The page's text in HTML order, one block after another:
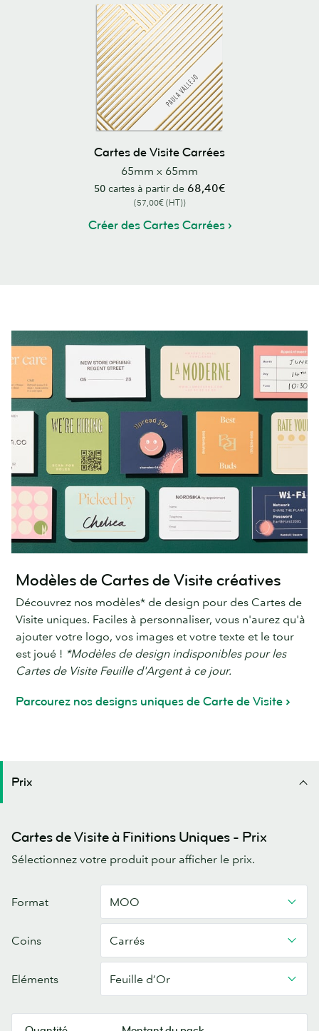
Cartes de Visite Carrées
65mm x 65mm
50cartes à partir de 68,40€
(57,00€ (HT))
Créer des Cartes Carrées
Modèles de Cartes de Visite créatives
Découvrez nos modèles* de design pour des Cartes de
Visite uniques. Faciles à personnaliser, vous n'aurez qu'à
ajouter votre logo, vos images et votre texte et le tour
est joué ! *Modèles de design indisponibles pour les
Cartes de Visite Feuille d'Argent à ce jour.
Parcourez nos designs uniques de Carte de Visite
Prix
Cartes de Visite à Finitions Uniques - Prix
Sélectionnez votre produit pour afficher le prix.
de
Format MOO
Coins Carrés
Eléments Feuille d’Or